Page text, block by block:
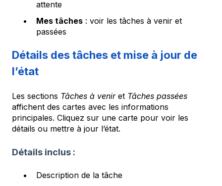
attente
Mes tâches : voir les tâches à venir et
passées
Détails des tâches et mise à jour de
l’état
Les sections Tâches à veniret Tâches passées
affichent des cartes avec les informations
principales. Cliquez sur une carte pour voir les
détails ou mettre à jour l’état.
Détails inclus :
Description de la tâche